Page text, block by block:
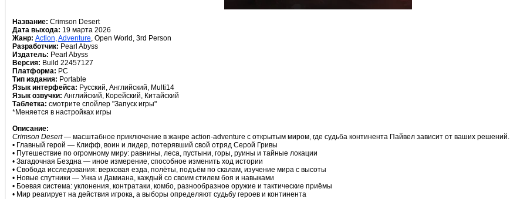
Название: Crimson Desert
Дата выхода: 19 марта 2026
Жанр: Action,Adventure, Open World, 3rd Person
Разработчик: Pearl Abyss
Издатель: Pearl Abyss
Версия: Build 22457127
Платформа: PC
Тип издания: Portable
Язык интерфейса: Русский, Английский, Multi14
Язык озвучки: Английский, Корейский, Китайский
Таблетка: смотрите спойлер "Запуск игры"
*Меняется в настройках игры
Описание:
Crimson Desert— масштабное приключение в жанре action‑adventure с открытым миром, где судьба континента Пайвел зависит от ваших решений.
• Главный герой — Клифф, воин и лидер, потерявший свой отряд Серой Гривы
• Путешествие по огромному миру: равнины, леса, пустыни, горы, руины и тайные локации
• Загадочная Бездна — иное измерение, способное изменить ход истории
• Свобода исследования: верховая езда, полёты, подъём по скалам, изучение мира с высоты
• Новые спутники — Унка и Дамиана, каждый со своим стилем боя и навыками
• Боевая система: уклонения, контратаки, комбо, разнообразное оружие и тактические приёмы
• Мир реагирует на действия игрока, а выборы определяют судьбу героев и континента